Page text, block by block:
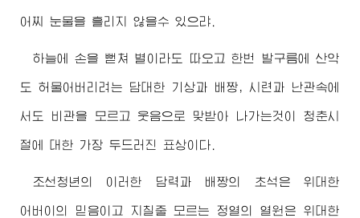
어찌 눈물을 흘리지 않을수 있으랴.
하늘에 손을 뻗쳐 별이라도 따오고 한번 발구름에 산악
도 허물어버리려는 담대한 기상과 배짱, 시련과 난관속에
서도 비관을 모르고 웃음으로 맞받아 나가는것이 청춘시
절에 대한 가장 두드러진 표상이다.
조선청년의 이러한 담력과 배짱의 초석은 위대한
어버이 의 믿음이고 지칠줄 모르는 정열의 열원은 위대한